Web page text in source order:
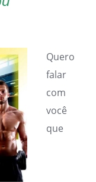
Quero
falar
com
você
que